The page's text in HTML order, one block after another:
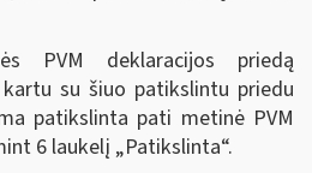
PVM deklaracijos priedą
kartu su šiuo patikslintu priedu
patikslinta pati metinė PVM
6 laukelį „Patikslinta“.